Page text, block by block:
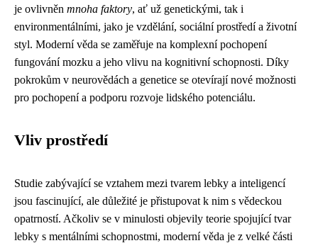
je ovlivněn mnoha faktory, ať už genetickými, tak i
environmentálními, jako je vzdělání, sociální prostředí a životní
styl. Moderní věda se zaměřuje na komplexní pochopení
fungování mozku a jeho vlivu na kognitivní schopnosti. Díky
pokrokům v neurovědách a genetice se otevírají nové možnosti
pro pochopení a podporu rozvoje lidského potenciálu.
Vliv prostředí
Studie zabývající se vztahem mezi tvarem lebky a inteligencí
jsou fascinující, ale důležité je přistupovat k nim s vědeckou
opatrností. Ačkoliv se v minulosti objevily teorie spojující tvar
lebky s mentálními schopnostmi, moderní věda je z velké části